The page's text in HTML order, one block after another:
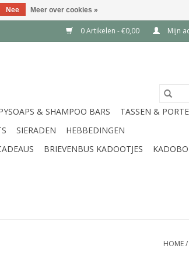
0 Artikelen - €0,00 Mijn
& SHAMPOO BARS
TASSEN &
SIERADEN
HEBBEDINGEN
BRIEVENBUS KADOOTJES
HOME/
Nee Meer over cookies »